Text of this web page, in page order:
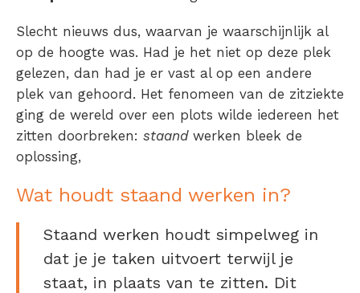
Slecht nieuws dus, waarvan je waarschijnlijk al
op de hoogte was. Had je het niet op deze plek
gelezen, dan had je er vast al op een andere
plek van gehoord. Het fenomeen van de zitziekte
ging de wereld over een plots wilde iedereen het
zitten doorbreken: staandwerken bleek de
oplossing,
Wat houdt staand werken in?
Staand werken houdt simpelweg in
dat je je taken uitvoert terwijl je
staat, in plaats van te zitten. Dit